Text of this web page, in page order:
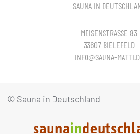
SAUNA IN
MEISENSTRASSE 83
33607 BIELEFELD
INFO@SAUNA-
© Sauna in Deutschland